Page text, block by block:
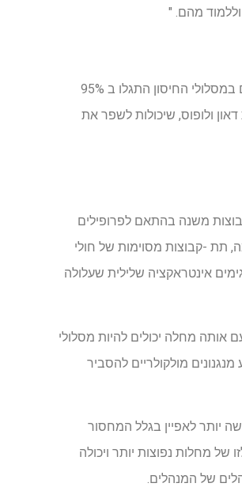
מהם. "
מהתוצאות עולה כי מערכת החיסון פועלת כציר המרכזי של אינטראקציות אלה, שכן שינויים נפוצים במסלולי החיסון התגלו ב 95%
ולופוס, שיכולות לשפר את
משנה בהתאם לפרופילים
תת -קבוצות מסוימות של חולי
אינטראקציה שלילית שעלולה
אותה מחלה יכולים להיות מסלולי
מולקולריים להסביר
יותר לאפיין בגלל המחסור
של מחלות נפוצות יותר ויכולה
של המנהלים.